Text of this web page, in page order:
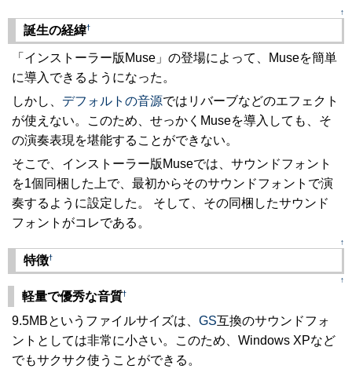
↑
誕生の経緯†
「インストーラー版Muse」の登場によって、Museを簡単
に導入できるようになった。
しかし、 デフォルトの音源ではリバーブなどのエフェクト
が使えない。このため、せっかくMuseを導入しても、そ
の演奏表現を堪能することができない。
そこで、インストーラー版Museでは、サウンドフォント
を1個同梱した上で、最初からそのサウンドフォントで演
奏するように設定した。 そして、その同梱したサウンド
フォントがコレである。
↑
特徴†
↑
軽量で優秀な音質†
9.5MBというファイルサイズは、 GS互換のサウンドフォ
ントとしては非常に小さい。このため、Windows XPなど
でもサクサク使うことができる。